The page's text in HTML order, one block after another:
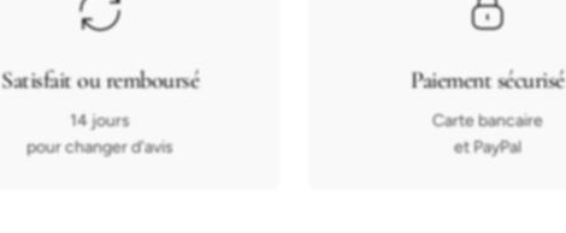
Satisfait ou remboursé
14 jours
pour changer d'avis
Paiement sécurisé
Carte bancaire
et PayPal